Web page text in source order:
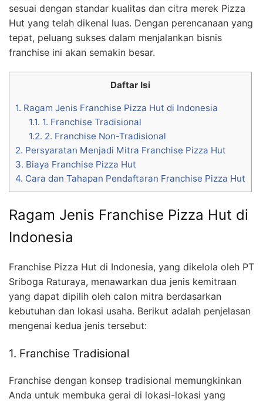
sesuai dengan standar kualitas dan citra merek Pizza
Hut yang telah dikenal luas. Dengan perencanaan yang
tepat, peluang sukses dalam menjalankan bisnis
franchise ini akan semakin besar.
Daftar Isi
1. Ragam Jenis Franchise Pizza Hut di Indonesia
1.1. 1. Franchise Tradisional
1.2. 2. Franchise Non-Tradisional
2. Persyaratan Menjadi Mitra Franchise Pizza Hut
3. Biaya Franchise Pizza Hut
4. Cara dan Tahapan Pendaftaran Franchise Pizza Hut
Ragam Jenis Franchise Pizza Hut di
Indonesia
Franchise Pizza Hut di Indonesia, yang dikelola oleh PT
Sriboga Raturaya, menawarkan dua jenis kemitraan
yang dapat dipilih oleh calon mitra berdasarkan
kebutuhan dan lokasi usaha. Berikut adalah penjelasan
mengenai kedua jenis tersebut:
1. Franchise Tradisional
Franchise dengan konsep tradisional memungkinkan
Anda untuk membuka gerai di lokasi-lokasi yang